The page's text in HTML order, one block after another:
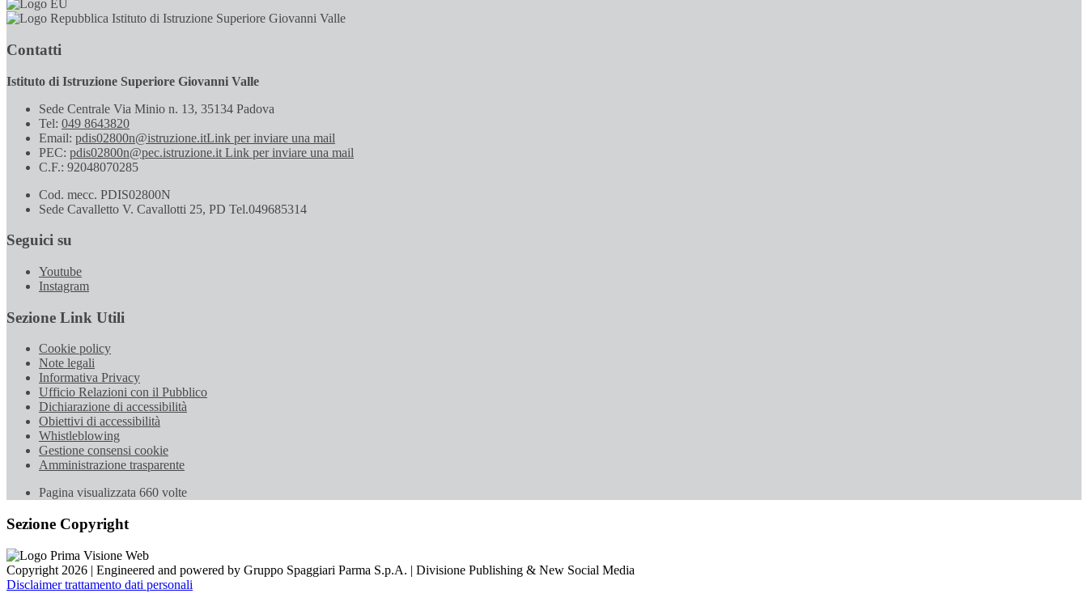
Istituto di Istruzione Superiore Giovanni Valle
Contatti
Istituto di Istruzione Superiore Giovanni Valle
Sede Centrale Via Minio n. 13, 35134 Padova
Tel: 049 8643820
Email: pdis02800n@istruzione.itLink per inviare una mail
PEC: pdis02800n@pec.istruzione.it Link per inviare una mail
C.F.: 92048070285
Cod. mecc. PDIS02800N
Sede Cavalletto V. Cavallotti 25, PD Tel.049685314
Seguici su
Youtube
Instagram
Sezione Link Utili
Cookie policy
Note legali
Informativa Privacy
Ufficio Relazioni con il Pubblico
Dichiarazione di accessibilità
Obiettivi di accessibilità
Whistleblowing
Gestione consensi cookie
Amministrazione trasparente
Pagina visualizzata 660 volte
Sezione Copyright
Copyright 2026 | Engineered and powered by Gruppo Spaggiari Parma S.p.A. | Divisione Publishing & New Social Media
Disclaimer trattamento dati personali